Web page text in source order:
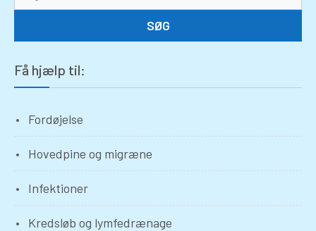
Få hjælp til:
Fordøjelse
Hovedpine og migræne
Infektioner
Kredsløb og lymfedrænage